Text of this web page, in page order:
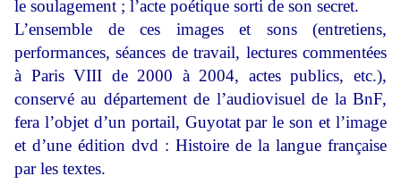
le soulagement ; l’acte poétique sorti de son secret.
L’ensemble de ces images et sons (entretiens,
performances, séances de travail, lectures commentées
à Paris VIII de 2000 à 2004, actes publics, etc.),
conservé au département de l’audiovisuel de la BnF,
fera l’objet d’un portail, Guyotat par le son et l’image
et d’une édition dvd : Histoire de la langue française
par les textes.